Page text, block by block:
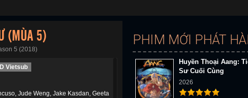
(MÙA 5)
5 (2018)
Vietsub
Jude Weng Jake Kasdan Geeta
PHIM MỚI PHÁT
Huyền Thoại Aang:
Sư Cuối Cùng
2026